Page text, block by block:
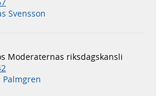
Svensson
Moderaternas riksdagskansli